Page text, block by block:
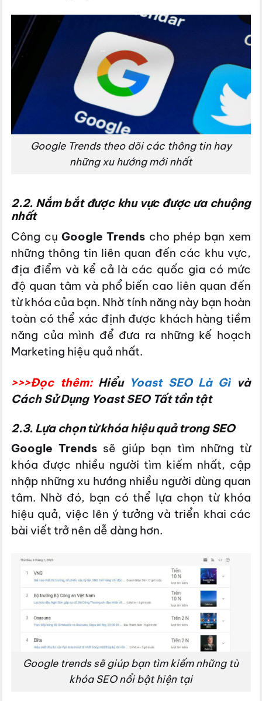
Google Trends theo dõi các thông tin hay
những xu hướng mới nhất
2.2. Nắm bắt được khu vực được ưa chuộng
nhất
Công cụ Google Trends cho phép bạn xem
những thông tin liên quan đến các khu vực,
địa điểm và kể cả là các quốc gia có mức
độ quan tâm và phổ biến cao liên quan đến
từ khóa của bạn. Nhờ tính năng này bạn hoàn
toàn có thể xác định được khách hàng tiềm
năng của mình để đưa ra những kế hoạch
Marketing hiệu quả nhất.
>>>Đọc thêm:Hiểu Yoast SEO Là Gìvà
Cách Sử Dụng Yoast SEO Tất tần tật
2.3. Lựa chọn từ khóa hiệu quả trong SEO
Google Trends sẽ giúp bạn tìm những từ
khóa được nhiều người tìm kiếm nhất, cập
nhập những xu hướng nhiều người dùng quan
tâm. Nhờ đó, bạn có thể lựa chọn từ khóa
hiệu quả, việc lên ý tưởng và triển khai các
bài viết trở nên dễ dàng hơn.
Google trends sẽ giúp bạn tìm kiếm những tù
khóa SEO nổi bật hiện tại